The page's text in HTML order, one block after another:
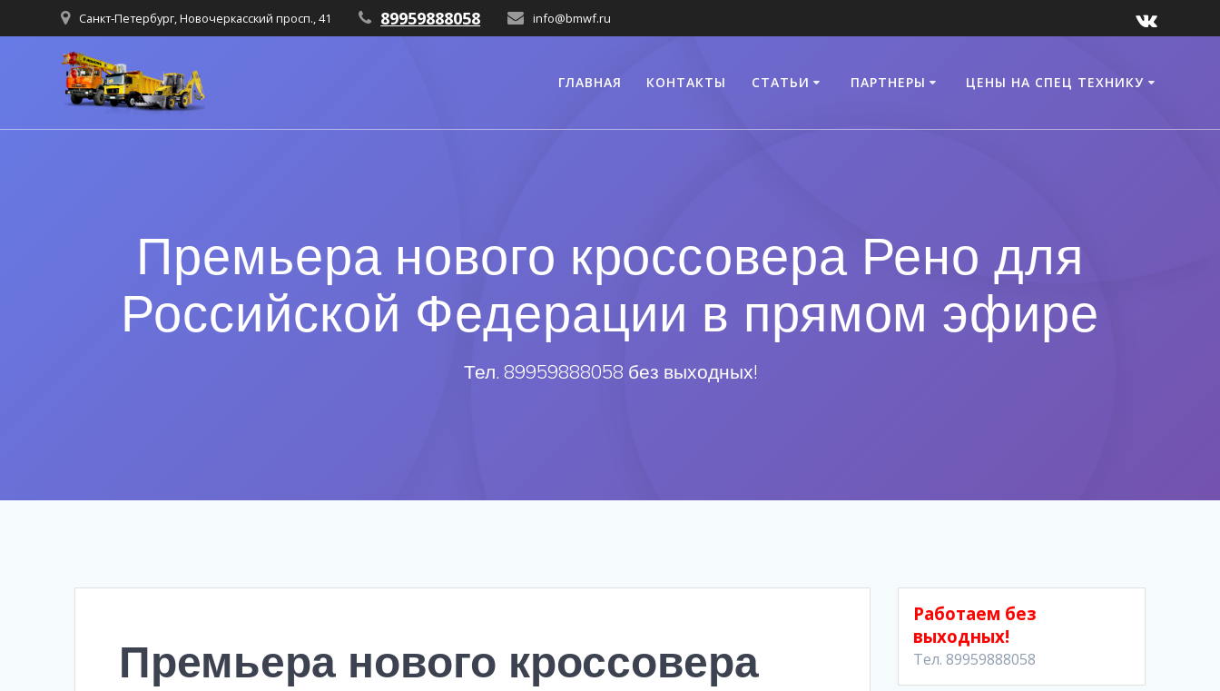
Санкт-Петербург, Новочеркасский просп., 41 89959888058 info@bmwf.ru
ГЛАВНАЯ КОНТАКТЫ СТАТЬИ ПАРТНЕРЫ ЦЕНЫ НА СПЕЦ ТЕХНИКУ
Премьера нового кроссовера Рено для
Российской Федерации в прямом эфире
Тел. 89959888058 без выходных!
Премьера нового кроссовера
Работаем без
выходных!
Тел. 89959888058